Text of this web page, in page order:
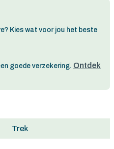
Kies wat voor jou het beste
goede verzekering. Ontdek
Trek